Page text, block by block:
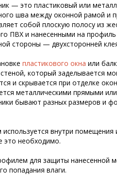
— это пластиковый или
шва между оконной рамой и
собой плоскую полосу из
ПВХ и нанесенными на
стороны — двухсторонней
пластикового окна или
который заделывается
и скрывается при отделке
металлическими прямыми
бывают разных размеров и
внутри
это необходимо.
для защиты нанесенной
попадания влаги.